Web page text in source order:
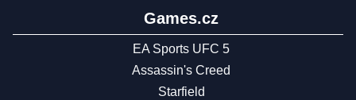
Games.cz
EA Sports UFC 5
Assassin's Creed
Starfield